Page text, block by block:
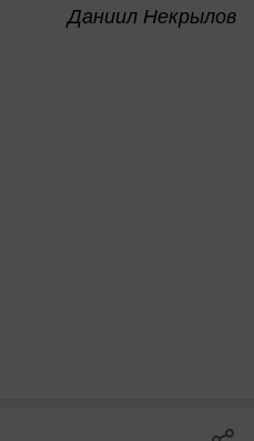
Даниил Некрылов